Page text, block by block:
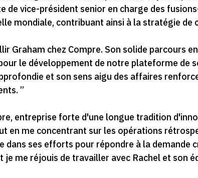
de vice-président senior en charge des
mondiale, contribuant ainsi à la stratégie de
Graham chez Compre. Son solide parcours
le développement de notre plateforme de
et son sens aigu des affaires
”
entreprise forte d'une longue tradition
en me concentrant sur les opérations
ses efforts pour répondre à la demande
me réjouis de travailler avec Rachel et son